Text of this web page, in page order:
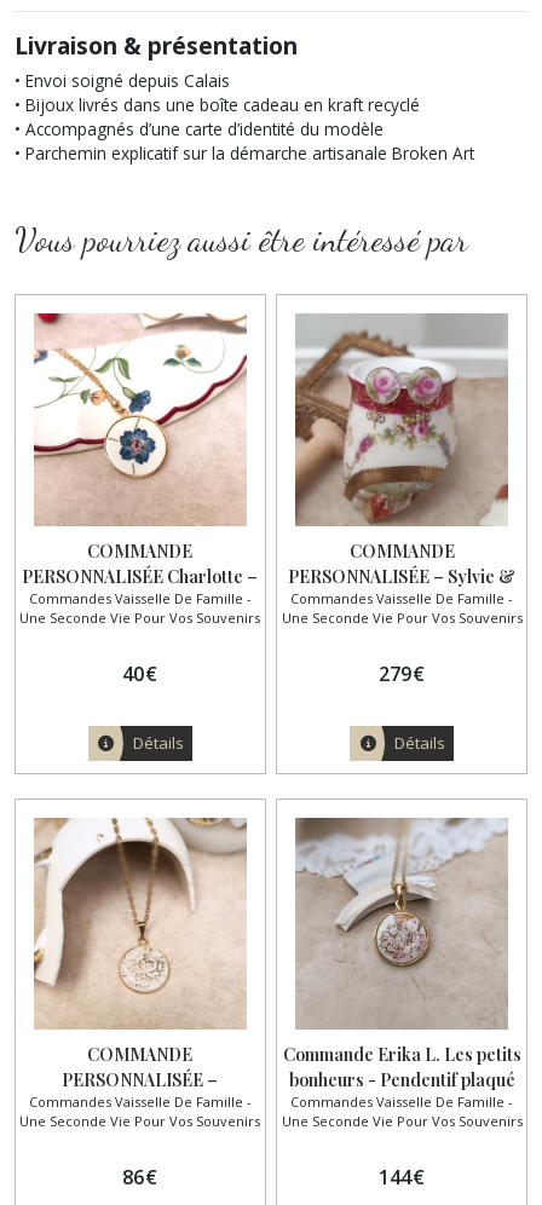
Livraison & présentation
• Envoi soigné depuis Calais
• Bijoux livrés dans une boîte cadeau en kraft recyclé
• Accompagnés d’une carte d’identité du modèle
• Parchemin explicatif sur la démarche artisanale Broken Art
Vous pourriez aussi être intéressé par
COMMANDE
PERSONNALISÉE Charlotte –
Bijoux créés à partir d’une
assiette en porcelaine
Commandes Vaisselle De Famille -
Une Seconde Vie Pour Vos Souvenirs
40€
Détails
COMMANDE
PERSONNALISÉE – Sylvie &
Frédéric
Commandes Vaisselle De Famille -
Une Seconde Vie Pour Vos Souvenirs
279€
Détails
COMMANDE
PERSONNALISÉE –
Gwendoline
Commandes Vaisselle De Famille -
Une Seconde Vie Pour Vos Souvenirs
86€
Commande Erika L. Les petits
bonheurs - Pendentif plaqué
or petite fille au bouquet
Commandes Vaisselle De Famille -
Une Seconde Vie Pour Vos Souvenirs
144€